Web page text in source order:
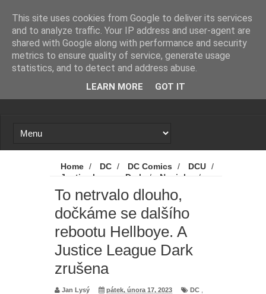
Loading...
Home / DC / DC Comics / DCU /
Justice League Dark
/ Novinky
/
Warner Bros. Discovery
/
dlouho, dočkáme se dalšího rebootu
Hellboye. A Justice League Dark zrušena
To netrvalo dlouho,
dočkáme se dalšího
rebootu Hellboye. A
Justice League Dark
zrušena
Jan Lysý pátek, února 17, 2023 DC
This site uses cookies from Google to deliver its services
and to analyze traffic. Your IP address and user-agent are
shared with Google along with performance and security
metrics to ensure quality of service, generate usage
statistics, and to detect and address abuse.
LEARN MORE GOT IT